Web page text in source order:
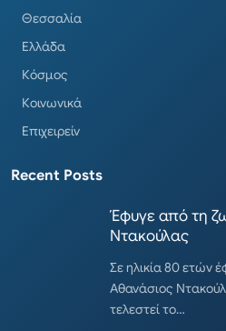
Θεσσαλία
Ελλάδα
Κόσμος
Κοινωνικά
Επιχειρείν
Recent Posts
Έφυγε από τη
Ντακούλας
Σε ηλικία 80 ετών
Αθανάσιος
τελεστεί το…